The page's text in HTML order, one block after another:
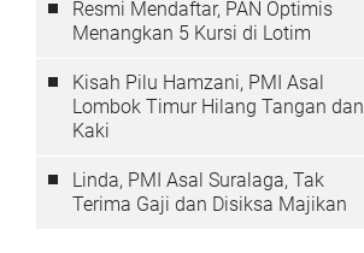
Resmi Mendaftar, PAN Optimis
Menangkan 5 Kursi di Lotim
Kisah Pilu Hamzani, PMI Asal
Lombok Timur Hilang Tangan dan
Kaki
Linda, PMI Asal Suralaga, Tak
Terima Gaji dan Disiksa Majikan